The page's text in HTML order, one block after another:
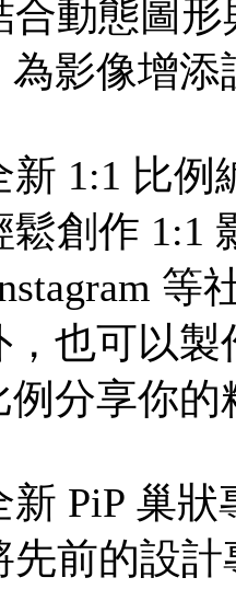
動態圖形
為影像增
1:1 比例
創作 1:1
等
，也可以
例分享你的
PiP 巢狀
前的設計